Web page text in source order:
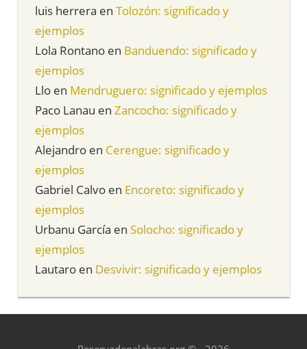
luis herrera en Tolozón: significado y
ejemplos
Lola Rontano en Banduendo: significado y
ejemplos
Llo en Mendruguero: significado y ejemplos
Paco Lanau en Zancocho: significado y
ejemplos
Alejandro en Cerengue: significado y
ejemplos
Gabriel Calvo en Encoreto: significado y
ejemplos
Urbanu García en Solocho: significado y
ejemplos
Lautaro en Desvivir: significado y ejemplos